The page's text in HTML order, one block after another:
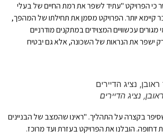
כי הפרויקט "עתיד לשפר את רמת החיים של בעלי
קיימא יותר. הפרויקט מסמן את תחילתו של המהפך,
מגורים עכשוויים המצוידים במתקנים מודרניים
רק ישפר את הנראות של השכונה, אלא גם יבטיח
נציג הדיירים
בקצרה על התהליך. "ראינו שהמצב של הבניינים
דחופה. הובלנו את הפרויקט בעזרת ועד מרוכז.